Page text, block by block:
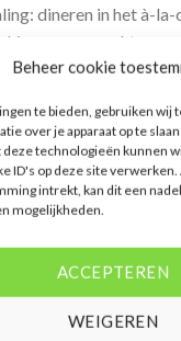
Beheer cookie
te bieden, gebruiken wij
over je apparaat op te
technologieën kunnen
ID's op deze site
intrekt, kan dit een
mogelijkheden.
ACCEPTEREN
WEIGEREN
dineren in het à-
verse
* 2-
* Airconditioning *
betaling * Eet- en
* Badkamer
* Wifi * Balkon (zitje) *
betaling * Eet- en